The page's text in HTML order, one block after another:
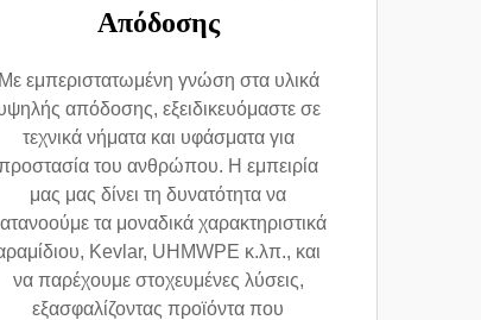
Απόδοσης
Με εμπεριστατωμένη γνώση στα υλικά
απόδοσης, εξειδικευόμαστε σε
τεχνικά νήματα και υφάσματα για
του ανθρώπου. Η εμπειρία
μας μας δίνει τη δυνατότητα να
τα μοναδικά χαρακτηριστικά
Kevlar, UHMWPE κ.λπ., και
να παρέχουμε στοχευμένες λύσεις,
εξασφαλίζοντας προϊόντα που